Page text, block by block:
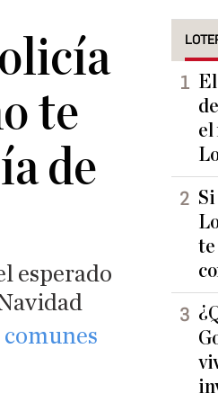
te
de
esperado
el
te